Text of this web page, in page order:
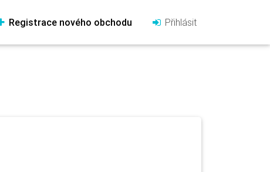
Registrace nového obchodu Přihlásit